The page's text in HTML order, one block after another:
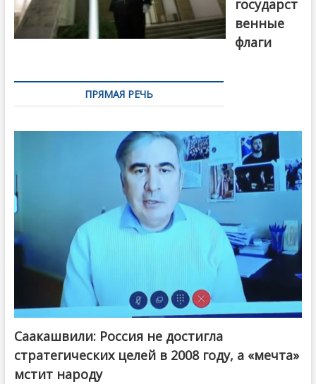
государст
венные
флаги
ПРЯМАЯ РЕЧЬ
Саакашвили: Россия не достигла
стратегических целей в 2008 году, а «мечта»
мстит народу